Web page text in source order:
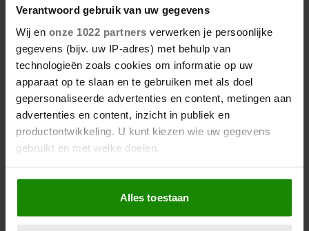
Verantwoord gebruik van uw gegevens
Wij en onze 1022 partners verwerken je persoonlijke
gegevens (bijv. uw IP-adres) met behulp van
technologieën zoals cookies om informatie op uw
apparaat op te slaan en te gebruiken met als doel
gepersonaliseerde advertenties en content, metingen aan
advertenties en content, inzicht in publiek en
productontwikkeling. U kunt kiezen wie uw gegevens
gebruikt en met welke doelen.
Als u het toestaat, willen we ook graag:
Informatie verzamelen over uw geografische
locatie, die tot een paar meter nauwkeurig kan zijn
Alles toestaan